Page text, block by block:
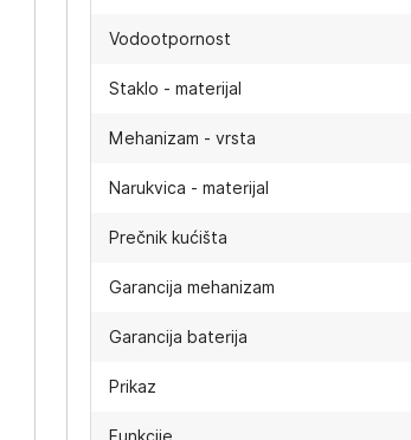
Vodootpornost
Staklo - materijal
Mehanizam - vrsta
Narukvica - materijal
Prečnik kućišta
Garancija mehanizam
Garancija baterija
Prikaz
Funkcije